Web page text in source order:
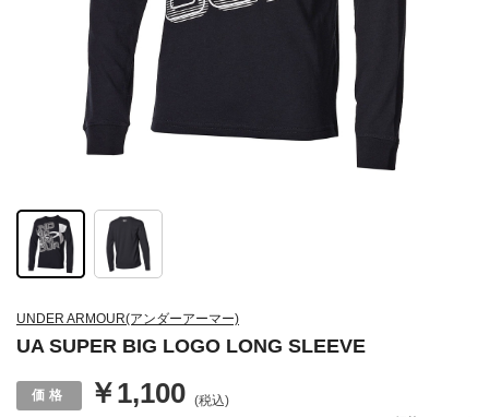
UNDER ARMOUR(アンダーアーマー)
UA SUPER BIG LOGO LONG SLEEVE
￥1,100 (税込)